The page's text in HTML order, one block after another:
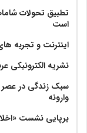
تطبیق تحولات
است
اینترنت و تجربه
نشریه الکترونیکی
سبک زندگی در عصر
وارونه
برپایی نشست